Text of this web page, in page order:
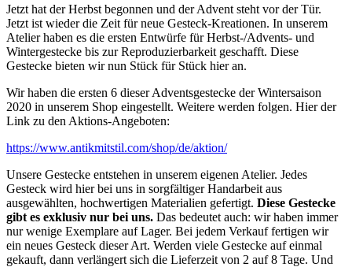
Jetzt hat der Herbst begonnen und der Advent steht vor der Tür.
Jetzt ist wieder die Zeit für neue Gesteck-Kreationen. In unserem
Atelier haben es die ersten Entwürfe für Herbst-/Advents- und
Wintergestecke bis zur Reproduzierbarkeit geschafft. Diese
Gestecke bieten wir nun Stück für Stück hier an.
Wir haben die ersten 6 dieser Adventsgestecke der Wintersaison
2020 in unserem Shop eingestellt. Weitere werden folgen. Hier der
Link zu den Aktions-Angeboten:
https://www.antikmitstil.com/shop/de/aktion/
Unsere Gestecke entstehen in unserem eigenen Atelier. Jedes
Gesteck wird hier bei uns in sorgfältiger Handarbeit aus
ausgewählten, hochwertigen Materialien gefertigt. Diese Gestecke
gibt es exklusiv nur bei uns. Das bedeutet auch: wir haben immer
nur wenige Exemplare auf Lager. Bei jedem Verkauf fertigen wir
ein neues Gesteck dieser Art. Werden viele Gestecke auf einmal
gekauft, dann verlängert sich die Lieferzeit von 2 auf 8 Tage. Und